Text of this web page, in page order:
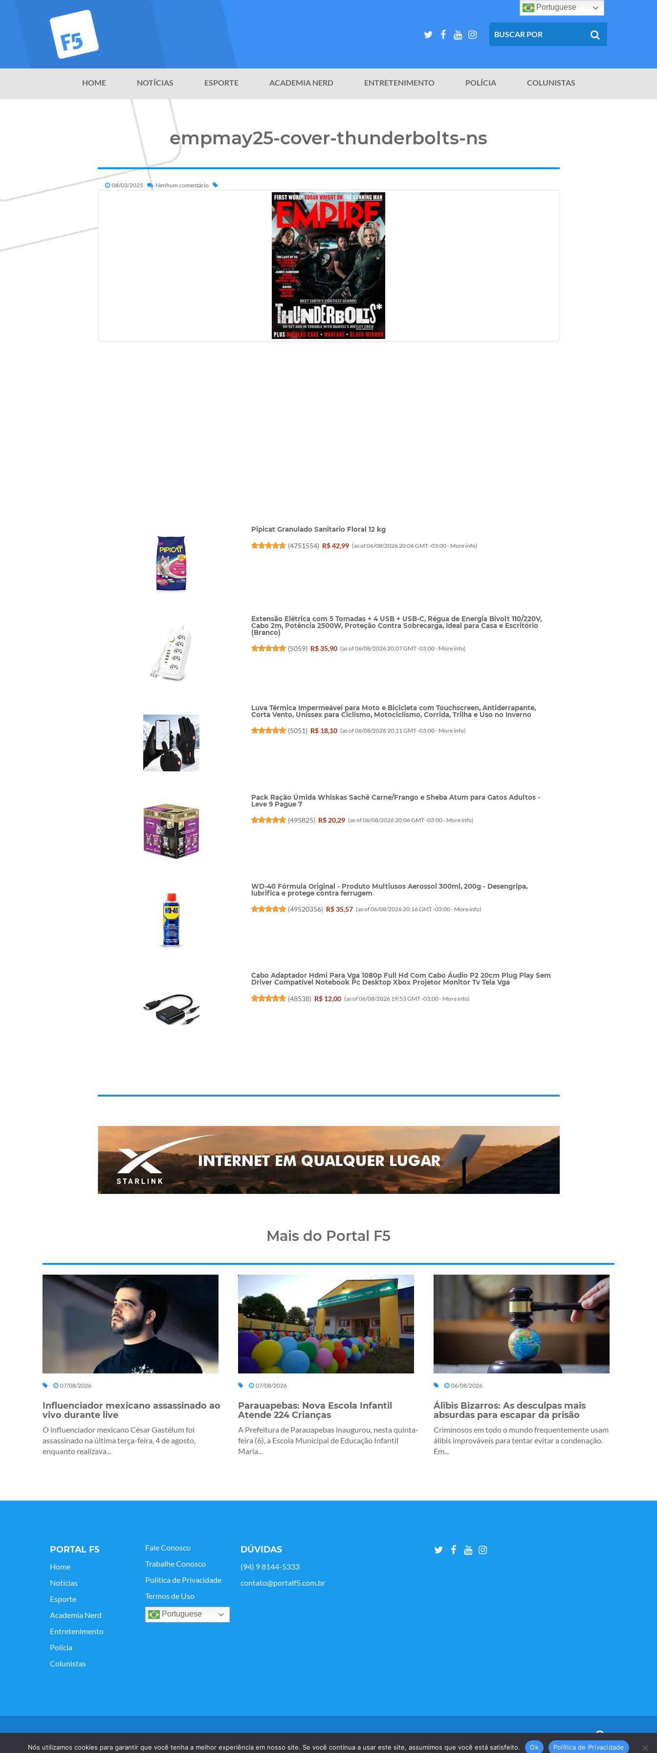
HOME NOTÍCIAS ESPORTE ACADEMIA NERD ENTRETENIMENTO POLÍCIA COLUNISTAS
empmay25-cover-thunderbolts-ns
08/03/2025 Nenhum comentário
Pipicat Granulado Sanitario Floral 12 kg
(4751554) R$ 42,99 (as of 06/08/2026 20:06 GMT -03:00 - More info)
Extensão Elétrica com 5 Tomadas + 4 USB + USB-C, Régua de Energia Bivolt 110/220V,
Cabo 2m, Potência 2500W, Proteção Contra Sobrecarga, Ideal para Casa e Escritório
(Branco)
(5059) R$ 35,90 (as of 06/08/2026 20:07 GMT -03:00 - More info)
Luva Térmica Impermeável para Moto e Bicicleta com Touchscreen, Antiderrapante,
Corta Vento, Unissex para Ciclismo, Motociclismo, Corrida, Trilha e Uso no Inverno
(5051) R$ 18,10 (as of 06/08/2026 20:11 GMT -03:00 - More info)
Pack Ração Úmida Whiskas Sachê Carne/Frango e Sheba Atum para Gatos Adultos -
Leve 9 Pague 7
(495825) R$ 20,29 (as of 06/08/2026 20:06 GMT -03:00 - More info)
WD-40 Fórmula Original - Produto Multiusos Aerossol 300ml, 200g - Desengripa,
lubrifica e protege contra ferrugem
(49520356) R$ 35,57 (as of 06/08/2026 20:16 GMT -03:00 - More info)
Cabo Adaptador Hdmi Para Vga 1080p Full Hd Com Cabo Áudio P2 20cm Plug Play Sem
Driver Compatível Notebook Pc Desktop Xbox Projetor Monitor Tv Tela Vga
(48538) R$ 12,00 (as of 06/08/2026 19:53 GMT -03:00 - More info)
Mais do Portal F5
07/08/2026
Influenciador mexicano assassinado ao
vivo durante live
O influenciador mexicano César Gastélum foi
assassinado na última terça-feira, 4 de agosto,
enquanto realizava...
07/08/2026
Parauapebas: Nova Escola Infantil
Atende 224 Crianças
A Prefeitura de Parauapebas inaugurou, nesta quinta-
feira (6), a Escola Municipal de Educação Infantil
Maria...
06/08/2026
Álibis Bizarros: As desculpas mais
absurdas para escapar da prisão
Criminosos em todo o mundo frequentemente usam
álibis improváveis para tentar evitar a condenação.
Em...
PORTAL F5
Home
Notícias
Esporte
Academia Nerd
Entretenimento
Polícia
Colunistas
Fale Conosco
Trabalhe Conosco
Política de Privacidade
Termos de Uso
Portuguese
DÚVIDAS
(94) 9 8144-5333
contato@portalf5.com.br
Portuguese
Nós utilizamos cookies para garantir que você tenha a melhor experiência em nosso site. Se você continua a usar este site, assumimos que você está satisfeito. Ok Política de Privacidade